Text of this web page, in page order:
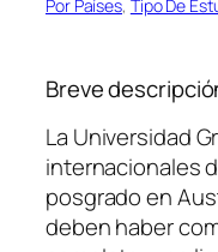
Por Países, Tipo De
Breve
La Universidad
internacionales
posgrado en
deben haber